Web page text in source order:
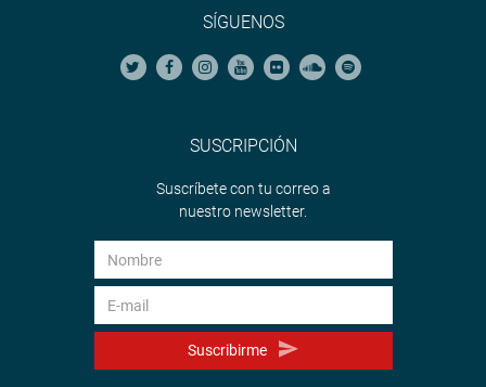
SÍGUENOS
SUSCRIPCIÓN
Suscríbete con tu correo a
nuestro newsletter.
Suscribirme